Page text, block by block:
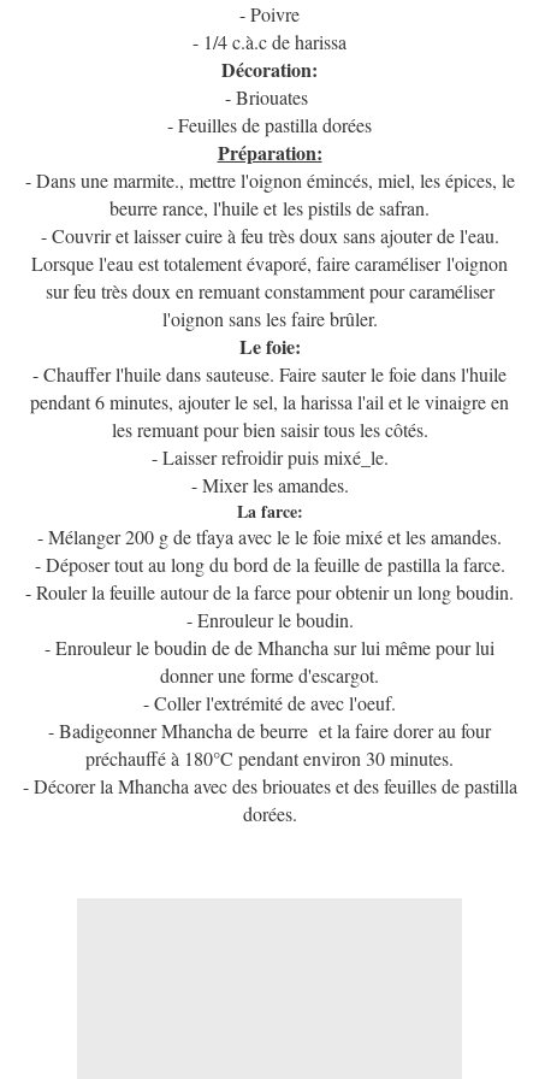
- Poivre
- 1/4 c.à.c de harissa
Décoration:
- Briouates
- Feuilles de pastilla dorées
Préparation:
- Dans une marmite., mettre l'oignon émincés, miel, les épices, le
beurre rance, l'huile et les pistils de safran.
- Couvrir et laisser cuire à feu très doux sans ajouter de l'eau.
Lorsque l'eau est totalement évaporé, faire caraméliser l'oignon
sur feu très doux en remuant constamment pour caraméliser
l'oignon sans les faire brûler.
Le foie:
- Chauffer l'huile dans sauteuse. Faire sauter le foie dans l'huile
pendant 6 minutes, ajouter le sel, la harissa l'ail et le vinaigre en
les remuant pour bien saisir tous les côtés.
- Laisser refroidir puis mixé_le.
- Mixer les amandes.
La farce:
- Mélanger 200 g de tfaya avec le le foie mixé et les amandes.
- Déposer tout au long du bord de la feuille de pastilla la farce.
- Rouler la feuille autour de la farce pour obtenir un long boudin.
- Enrouleur le boudin.
- Enrouleur le boudin de de Mhancha sur lui même pour lui
donner une forme d'escargot.
- Coller l'extrémité de avec l'oeuf.
- Badigeonner Mhancha de beurre et la faire dorer au four
préchauffé à 180°C pendant environ 30 minutes.
- Décorer la Mhancha avec des briouates et des feuilles de pastilla
dorées.